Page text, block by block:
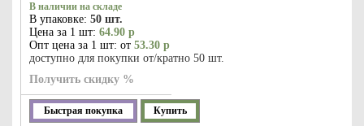
В наличии на складе
В упаковке: 50 шт.
Цена за 1 шт: 64.90 р
Опт цена за 1 шт: от 53.30 р
доступно для покупки от/кратно 50 шт.
Получить скидку %
Быстрая покупка Купить